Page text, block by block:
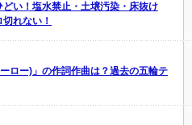
い！塩水禁止・土壌汚染・床抜け
れない！
ロー)」の作詞作曲は？過去の五輪テ